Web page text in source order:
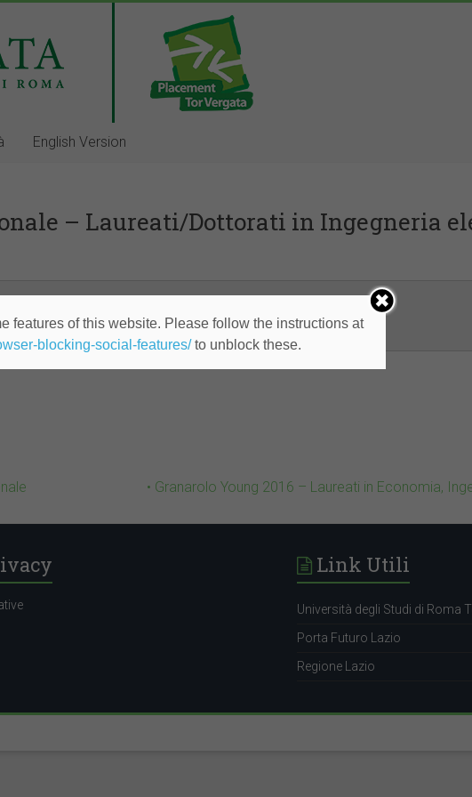
English Version
– Laureati/Dottorati in Ingegneria
• Granarolo Young 2016 – Laureati in Economia,
Link Utili
Università degli Studi di Roma
Porta Futuro Lazio
Regione Lazio
features of this website. Please follow the instructions at
blocking-social-features/to unblock these.